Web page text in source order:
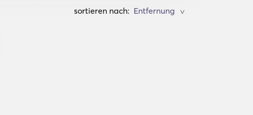
sortieren nach: >